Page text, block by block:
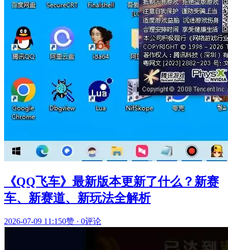
《QQ飞车》最新版本更新了什么？新赛
车、新赛道、新玩法全解析
2026-07-09 11:150赞 · 0评论